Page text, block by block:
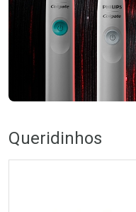
Queridinhos